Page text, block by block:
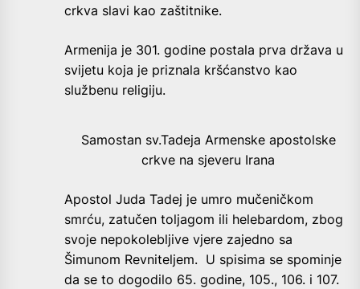
crkva slavi kao zaštitnike.
Armenija je 301. godine postala prva država u
svijetu koja je priznala kršćanstvo kao
službenu religiju.
Samostan sv.Tadeja Armenske apostolske
crkve na sjeveru Irana
Apostol Juda Tadej je umro mučeničkom
smrću, zatučen toljagom ili helebardom, zbog
svoje nepokolebljive vjere zajedno sa
Šimunom Revniteljem. U spisima se spominje
da se to dogodilo 65. godine, 105., 106. i 107.